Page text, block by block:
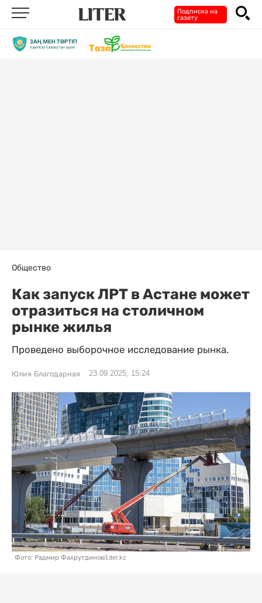
Подписка на
газету
Общество
Как запуск ЛРТ в Астане может
отразиться на столичном
рынке жилья
Проведено выборочное исследование рынка.
Юлия Благодарная 23.09.2025, 15:24
Фото: Радмир Фахрутдинов/Liter.kz